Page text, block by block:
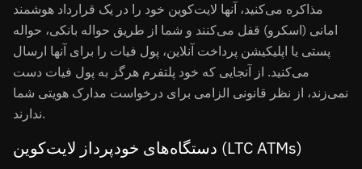
مذاکره می‌کنید، آنها لایت‌کوین خود را در یک قرارداد هوشمند
امانی (اسکرو) قفل می‌کنند و شما از طریق حواله بانکی، حواله
پستی یا اپلیکیشن پرداخت آنلاین، پول فیات را برای آنها ارسال
می‌کنید. از آنجایی که خود پلتفرم هرگز به پول فیات دست
نمی‌زند، از نظر قانونی الزامی برای درخواست مدارک هویتی شما
ندارند.
دستگاه‌های خودپرداز لایت‌کوین (LTC ATMs)